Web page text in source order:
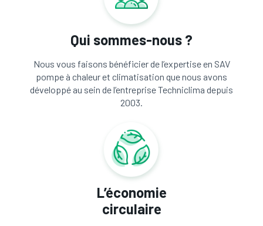
Qui sommes-nous ?
Nous vous faisons bénéficier de l’expertise en SAV
pompe à chaleur et climatisation que nous avons
développé au sein de l’entreprise Techniclima depuis
2003.
L’économie
circulaire